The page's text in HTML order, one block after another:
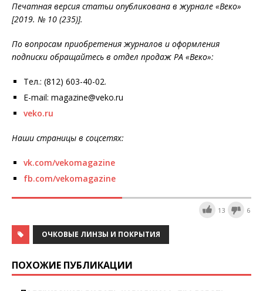
Печатная версия статьи опубликована в журнале «Веко»
[2019. № 10 (235)].
По вопросам приобретения журналов и оформления
подписки обращайтесь в отдел продаж РА «Веко»:
Тел.: (812) 603-40-02.
E-mail: magazine@veko.ru
veko.ru
Наши страницы в соцсетях:
vk.com/vekomagazine
fb.com/vekomagazine
13 6
ОЧКОВЫЕ ЛИНЗЫ И ПОКРЫТИЯ
ПОХОЖИЕ ПУБЛИКАЦИИ